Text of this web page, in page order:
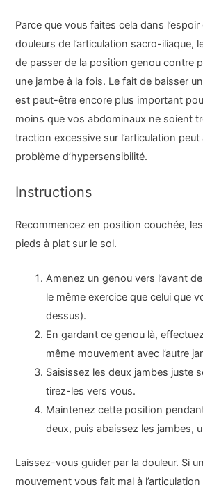
Parce que vous faites cela dans
douleurs de l’articulation sacro-iliaque,
de passer de la position genou contre
une jambe à la fois. Le fait de baisser
est peut-être encore plus important
moins que vos abdominaux ne soient
traction excessive sur l’articulation
problème d’hypersensibilité.
Instructions
Recommencez en position couchée,
pieds à plat sur le sol.
Amenez un genou vers l’avant
le même exercice que celui que
dessus).
En gardant ce genou là,
même mouvement avec l’autre
Saisissez les deux jambes juste
tirez-les vers vous.
Maintenez cette position
deux, puis abaissez les jambes,
Laissez-vous guider par la douleur. Si
mouvement vous fait mal à l’articulation